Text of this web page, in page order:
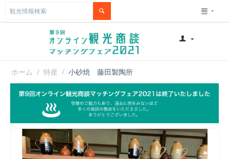
ホーム / 特産 / 小砂焼 藤田製陶所